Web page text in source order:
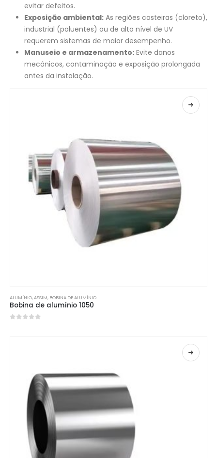
evitar defeitos.
Exposição ambiental:As regiões costeiras (cloreto),
industrial (poluentes) ou de alto nível de UV
requerem sistemas de maior desempenho.
Manuseio e armazenamento:Evite danos
mecânicos, contaminação e exposição prolongada
antes da instalação.
ALUMÍNIO, ASSIM, BOBINA DE ALUMÍNIO
Bobina de alumínio 1050